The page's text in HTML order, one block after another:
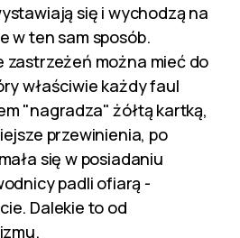
się i wychodzą na
w ten sam sposób.
zastrzeżeń można mieć do
właściwie każdy faul
"nagradza" żółtą kartką,
przewinienia, po
się w posiadaniu
padli ofiarą -
Dalekie to od